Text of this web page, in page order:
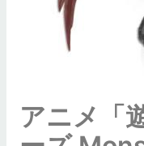
アニメ「